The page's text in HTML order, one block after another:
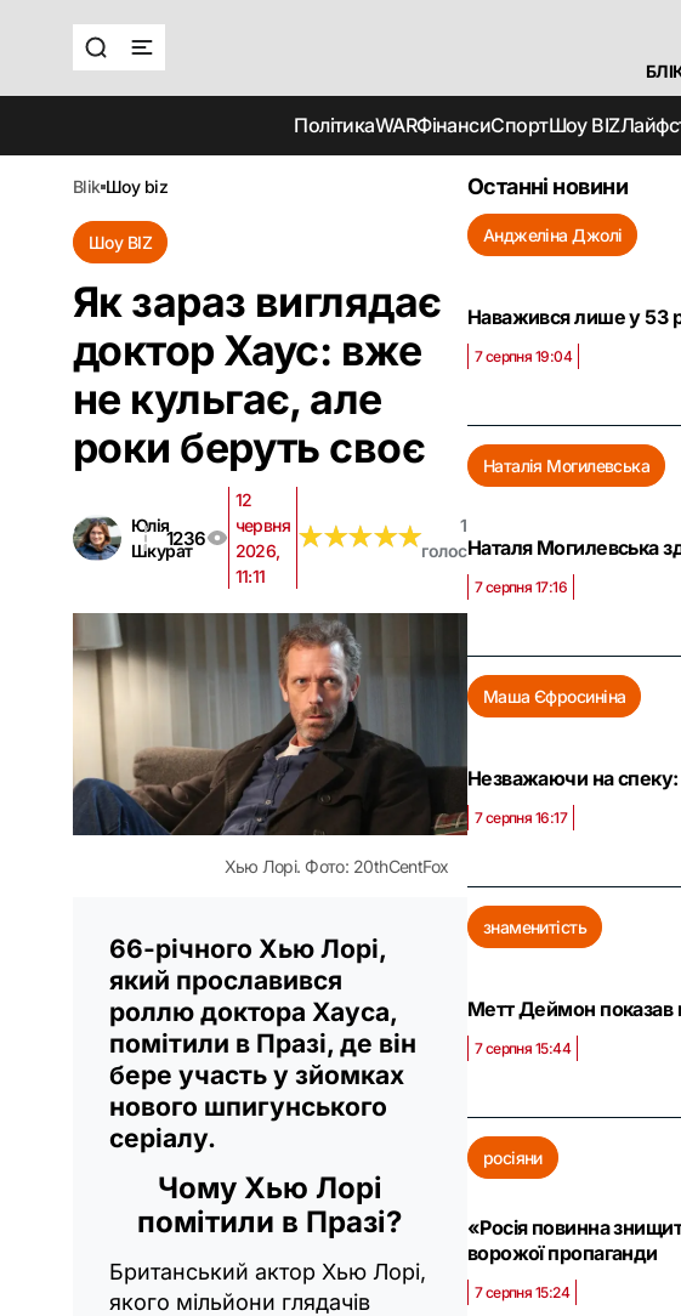
ПолітикаWARФінансиСпортШоу BIZ
blik шоу biz
Шоу BIZ
Як зараз виглядає
доктор Хаус: вже
не кульгає, але
роки беруть своє
Юлія
Шкурат
1236
12
червня
2026,
11:11
★★★★★
★★★★★
1
голос
Хью Лорі. Фото: 20thCentFox
66-річного Хью Лорі,
який прославився
роллю доктора Хауса,
помітили в Празі, де він
бере участь у зйомках
нового шпигунського
серіалу.
Чому Хью Лорі
помітили в Празі?
Британський актор Хью Лорі,
якого мільйони глядачів
Останні новини
Анджеліна Джолі
Наважився лише у 53
7 серпня 19:04
Наталія Могилевська
Наталя Могилевська
7 серпня 17:16
Маша Єфросиніна
Незважаючи на спеку:
7 серпня 16:17
знаменитість
Метт Деймон показав
7 серпня 15:44
росіяни
«Росія повинна
ворожої пропаганди
7 серпня 15:24